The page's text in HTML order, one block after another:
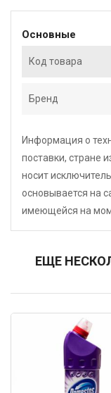
Основные
Код товара
Бренд
Информация о
поставки, стране
носит
основывается на
имеющейся на
ЕЩЕ